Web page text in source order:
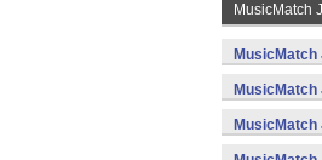
MusicMatch
MusicMatch
MusicMatch
MusicMatch